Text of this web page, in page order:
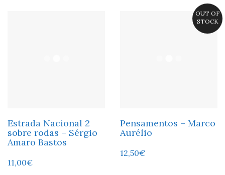
Estrada Nacional 2
sobre rodas – Sérgio
Amaro Bastos
11,00€
OUT OF
STOCK
Pensamentos – Marco
Aurélio
12,50€